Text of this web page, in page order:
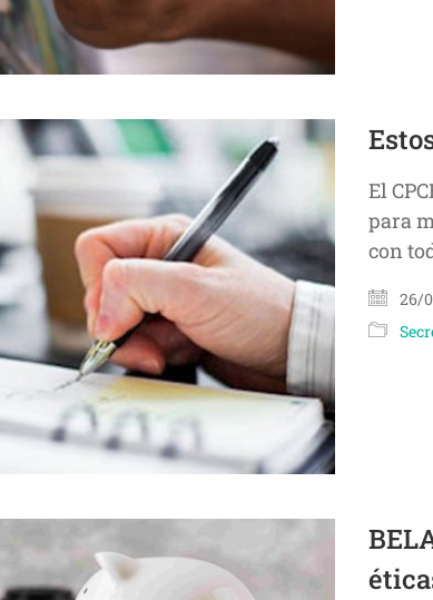
El
para
con
26/